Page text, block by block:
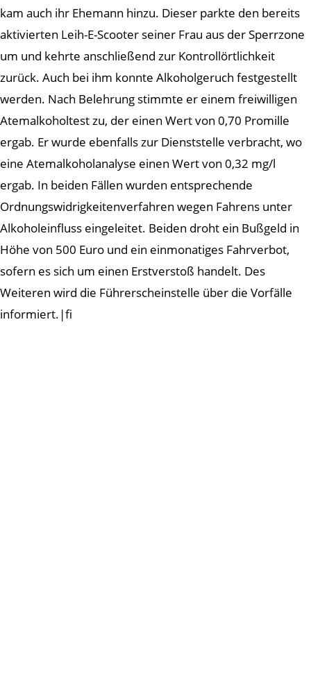
kam auch ihr Ehemann hinzu. Dieser parkte den bereits
aktivierten Leih-E-Scooter seiner Frau aus der Sperrzone
um und kehrte anschließend zur Kontrollörtlichkeit
zurück. Auch bei ihm konnte Alkoholgeruch festgestellt
werden. Nach Belehrung stimmte er einem freiwilligen
Atemalkoholtest zu, der einen Wert von 0,70 Promille
ergab. Er wurde ebenfalls zur Dienststelle verbracht, wo
eine Atemalkoholanalyse einen Wert von 0,32 mg/l
ergab. In beiden Fällen wurden entsprechende
Ordnungswidrigkeitenverfahren wegen Fahrens unter
Alkoholeinfluss eingeleitet. Beiden droht ein Bußgeld in
Höhe von 500 Euro und ein einmonatiges Fahrverbot,
sofern es sich um einen Erstverstoß handelt. Des
Weiteren wird die Führerscheinstelle über die Vorfälle
informiert.|fi